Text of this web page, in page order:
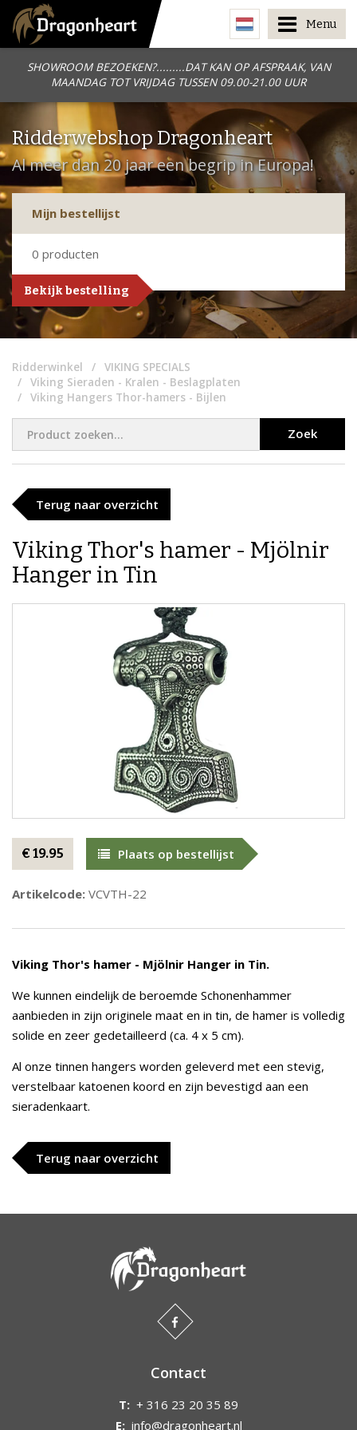
SHOWROOM BEZOEKEN?.........DAT KAN OP AFSPRAAK, VAN
MAANDAG TOT VRIJDAG TUSSEN 09.00-21.00 UUR
Menu
Ridderwebshop Dragonheart
Al meer dan 20 jaar een begrip in Europa!
Mijn bestellijst
0 producten
Bekijk bestelling
Ridderwinkel
VIKING SPECIALS
Viking Sieraden - Kralen - Beslagplaten
Viking Hangers Thor-hamers - Bijlen
Zoek
Terug naar overzicht
Viking Thor's hamer - Mjölnir
Hanger in Tin
€ 19.95 Plaats op bestellijst
Artikelcode: VCVTH-22
Viking Thor's hamer - Mjölnir Hanger in Tin.
We kunnen eindelijk de beroemde Schonenhammer
aanbieden in zijn originele maat en in tin, de hamer is volledig
solide en zeer gedetailleerd (ca. 4 x 5 cm).
Al onze tinnen hangers worden geleverd met een stevig,
verstelbaar katoenen koord en zijn bevestigd aan een
sieradenkaart.
Terug naar overzicht
Contact
T: + 316 23 20 35 89
E: info@dragonheart.nl